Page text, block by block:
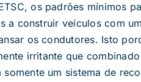
os padrões mínimos
a construir veículos com
os condutores. Isto
irritante que
somente um sistema de